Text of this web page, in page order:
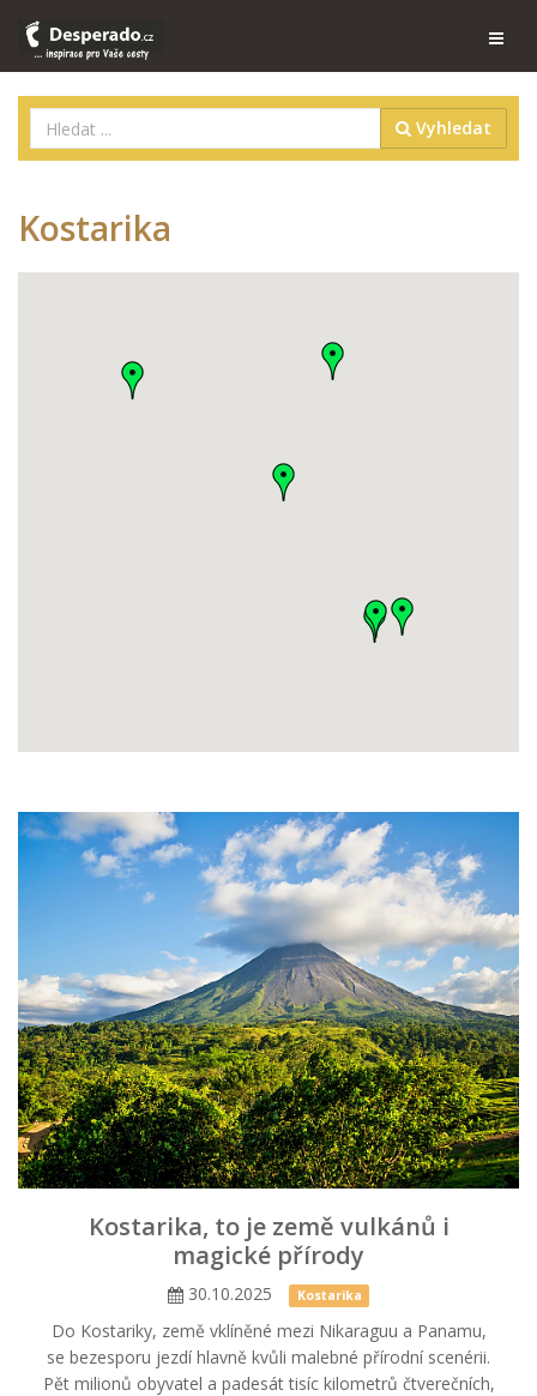
Vyhledat
Kostarika
Kostarika, to je země vulkánů i
magické přírody
30.10.2025 Kostarika
Do Kostariky, země vklíněné mezi Nikaraguu a Panamu,
se bezesporu jezdí hlavně kvůli malebné přírodní scenérii.
Pět milionů obyvatel a padesát tisíc kilometrů čtverečních,